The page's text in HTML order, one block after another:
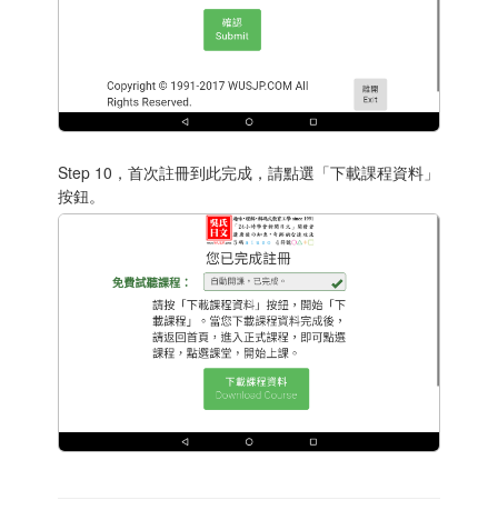
Step 10，首次註冊到此完成，請點選「下載課程資料」
按鈕。